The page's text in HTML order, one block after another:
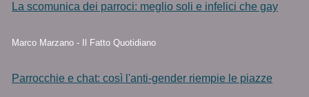
La scomunica dei parroci: meglio soli e infelici che gay
Marco Marzano - Il Fatto Quotidiano
Parrocchie e chat: così l'anti-gender riempie le piazze